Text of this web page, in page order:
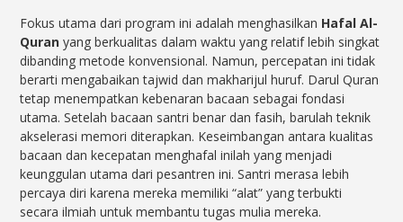
Fokus utama dari program ini adalah menghasilkan Hafal Al-
Quran yang berkualitas dalam waktu yang relatif lebih singkat
dibanding metode konvensional. Namun, percepatan ini tidak
berarti mengabaikan tajwid dan makharijul huruf. Darul Quran
tetap menempatkan kebenaran bacaan sebagai fondasi
utama. Setelah bacaan santri benar dan fasih, barulah teknik
akselerasi memori diterapkan. Keseimbangan antara kualitas
bacaan dan kecepatan menghafal inilah yang menjadi
keunggulan utama dari pesantren ini. Santri merasa lebih
percaya diri karena mereka memiliki “alat” yang terbukti
secara ilmiah untuk membantu tugas mulia mereka.